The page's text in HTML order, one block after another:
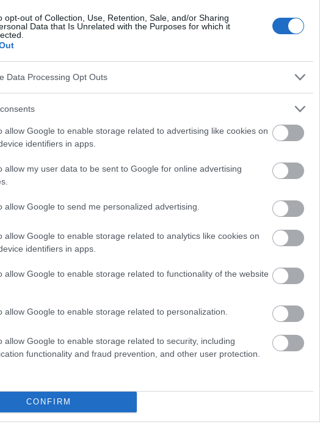
opt-out of Collection, Use, Retention, Sale, and/or Sharing
Data that Is Unrelated with the Purposes for which it
Data Processing Opt Outs
allow Google to enable storage related to advertising like cookies on
identifiers in apps.
allow my user data to be sent to Google for online advertising
allow Google to send me personalized advertising.
allow Google to enable storage related to analytics like cookies on
identifiers in apps.
allow Google to enable storage related to functionality of the website
allow Google to enable storage related to personalization.
allow Google to enable storage related to security, including
functionality and fraud prevention, and other user protection.
CONFIRM
acides (tomates, agrumes, fraises, etc.) peut